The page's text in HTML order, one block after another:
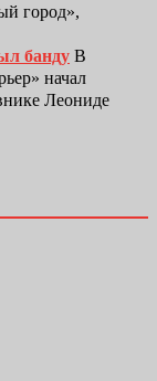
город»,
банду В
начал
Леониде